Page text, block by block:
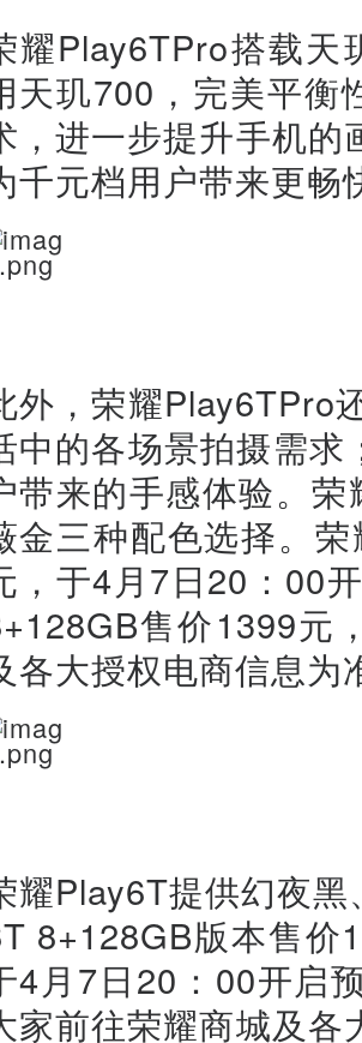
耀Play6TPro搭载
天玑700，完美平衡
，进一步提升手机
千元档用户带来更
外，荣耀Play6TPro
中的各场景拍摄需
带来的手感体验。
金三种配色选择。
，于4月7日20：00
售价1399元
各大授权电商信息为
耀Play6T提供幻夜
8+128GB版本售价
4月7日20：00开启
家前往荣耀商城及